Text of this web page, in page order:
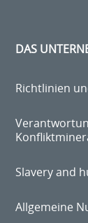
DAS
Richtlinien
Slavery and
Allgemeine